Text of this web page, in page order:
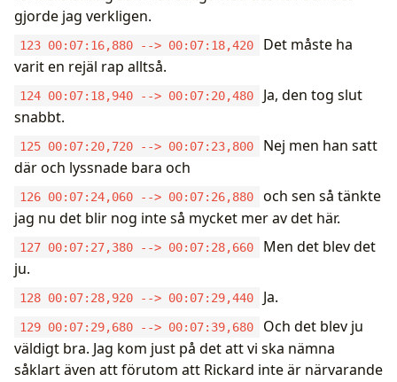
gjorde jag verkligen.
123 00:07:16,880 --> 00:07:18,420
Det måste ha
varit en rejäl rap alltså.
124 00:07:18,940 --> 00:07:20,480
Ja, den tog slut
snabbt.
125 00:07:20,720 --> 00:07:23,800
Nej men han satt
där och lyssnade bara och
126 00:07:24,060 --> 00:07:26,880
och sen så tänkte
jag nu det blir nog inte så mycket mer av det här.
127 00:07:27,380 --> 00:07:28,660
Men det blev det
ju.
128 00:07:28,920 --> 00:07:29,440 Ja.
129 00:07:29,680 --> 00:07:39,680
Och det blev ju
väldigt bra. Jag kom just på det att vi ska nämna
såklart även att förutom att Rickard inte är närvarande